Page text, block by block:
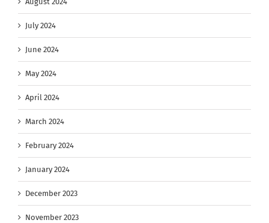
July 2024
June 2024
May 2024
April 2024
March 2024
February 2024
January 2024
December 2023
November 2023